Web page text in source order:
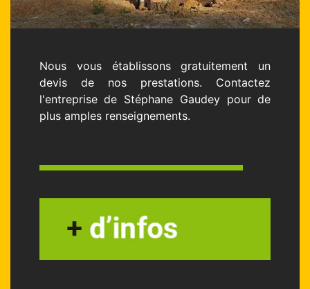
Nous vous établissons gratuitement un
devis de nos prestations. Contactez
l'entreprise de Stéphane Gaudey pour de
plus amples renseignements.